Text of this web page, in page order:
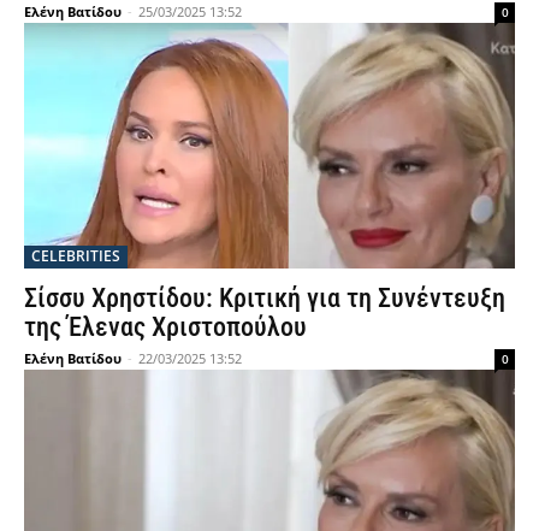
Ελένη Βατίδου - 25/03/2025 13:52 0
CELEBRITIES
Σίσσυ Χρηστίδου: Κριτική για τη Συνέντευξη
της Έλενας Χριστοπούλου
Ελένη Βατίδου - 22/03/2025 13:52 0